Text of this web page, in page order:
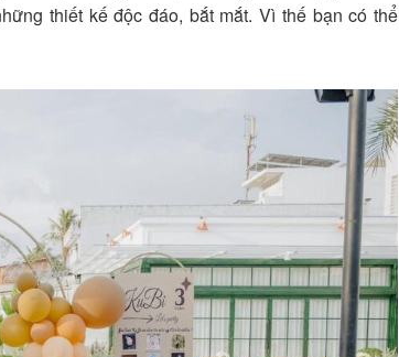
thiết kế độc đáo, bắt mắt. Vì thế bạn có thể